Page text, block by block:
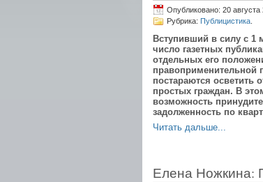
Опубликовано: 20 августа
Рубрика: Публицистика
Вступивший в силу с
число газетных
отдельных его
правоприменительной
постараются
простых граждан. В
возможность
задолженность по
Читать дальше...
Елена Ножкина: